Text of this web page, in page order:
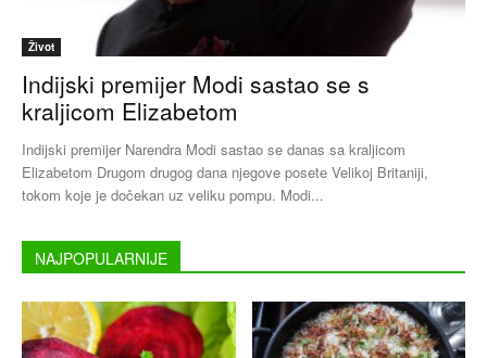
Život
Indijski premijer Modi sastao se s
kraljicom Elizabetom
Indijski premijer Narendra Modi sastao se danas sa kraljicom
Elizabetom Drugom drugog dana njegove posete Velikoj Britaniji,
tokom koje je dočekan uz veliku pompu. Modi...
NAJPOPULARNIJE